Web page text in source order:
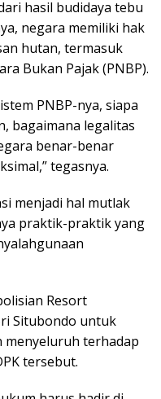
hasil budidaya tebu
negara memiliki hak
hutan, termasuk
Bukan Pajak (PNBP).
PNBP-nya, siapa
bagaimana legalitas
benar-benar
tegasnya.
menjadi hal mutlak
praktik-praktik yang
Resort
Situbondo untuk
menyeluruh terhadap
tersebut.